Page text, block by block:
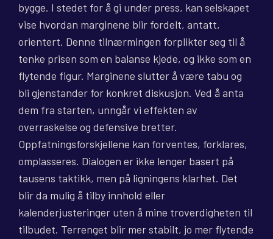
bygge. I stedet for å gi under press, kan selskapet
vise hvordan marginene blir fordelt, antatt,
orientert. Denne tilnærmingen forplikter seg til å
tenke prisen som en balanse kjede, og ikke som en
flytende figur. Marginene slutter å være tabu og
bli gjenstander for konkret diskusjon. Ved å anta
dem fra starten, unngår vi effekten av
overraskelse og defensive bretter.
Oppfatningsforskjellene kan forventes, forklares,
omplasseres. Dialogen er ikke lenger basert på
tausens taktikk, men på ligningens klarhet. Det
blir da mulig å tilby innhold eller
kalenderjusteringer uten å mine troverdigheten til
tilbudet. Terrenget blir mer stabilt, jo mer flytende